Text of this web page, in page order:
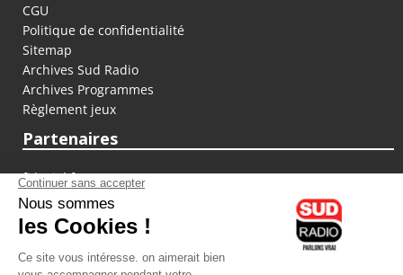
CGU
Politique de confidentialité
Sitemap
Archives Sud Radio
Archives Programmes
Règlement jeux
Partenaires
fiducial.fr
lyoncapitale.fr
olympique-et-lyonnais.com
L'application Iphone / Android